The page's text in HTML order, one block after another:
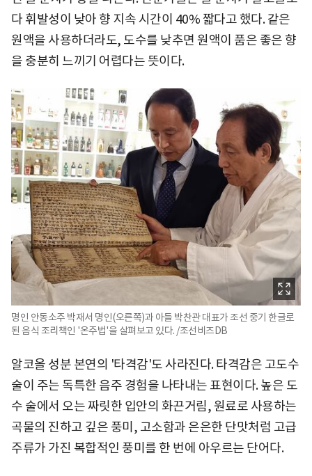
다 휘발성이 낮아 향 지속 시간이 40% 짧다고 했다. 같은
원액을 사용하더라도, 도수를 낮추면 원액이 품은 좋은 향
을 충분히 느끼기 어렵다는 뜻이다.
명인 안동소주 박재서 명인(오른쪽)과 아들 박찬관 대표가 조선 중기 한글로
된 음식 조리책인 '온주법'을 살펴보고 있다. /조선비즈DB
알코올 성분 본연의 '타격감'도 사라진다. 타격감은 고도수
술이 주는 독특한 음주 경험을 나타내는 표현이다. 높은 도
수 술에서 오는 짜릿한 입안의 화끈거림, 원료로 사용하는
곡물의 진하고 깊은 풍미, 고소함과 은은한 단맛처럼 고급
주류가 가진 복합적인 풍미를 한 번에 아우르는 단어다.